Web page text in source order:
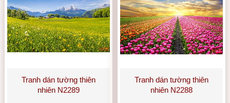
Tranh dán tường thiên
nhiên N2289
Tranh dán tường thiên
nhiên N2288